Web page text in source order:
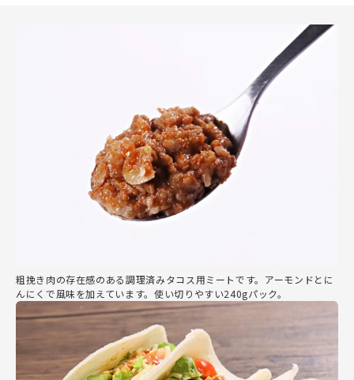
粗挽き肉の存在感のある調理済みタコス用ミートです。アーモンドとに
んにくで風味を加えています。使い切りやすい240gパック。